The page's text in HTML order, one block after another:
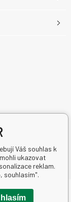
spol. s r.o.
Váš souhlas k
ukazovat
reklam.
souhlasím".